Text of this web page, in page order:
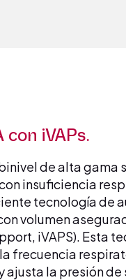
con iVAPs.
de alta gama
insuficiencia
tecnología de
volumen
iVAPS). Esta
frecuencia
ajusta la presión